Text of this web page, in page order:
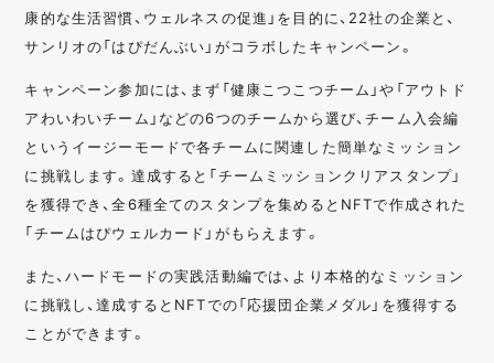
康的な生活習慣、ウェルネスの促進」を目的に、22社の企業と、
サンリオの「はぴだんぶい」がコラボしたキャンペーン。
キャンペーン参加には、まず「健康こつこつチーム」や「アウトド
アわいわいチーム」などの6つのチームから選び、チーム入会編
というイージーモードで各チームに関連した簡単なミッション
に挑戦します。達成すると「チームミッションクリアスタンプ」
を獲得でき、全6種全てのスタンプを集めるとNFTで作成された
「チームはぴウェルカード」がもらえます。
また、ハードモードの実践活動編では、より本格的なミッション
に挑戦し、達成するとNFTでの「応援団企業メダル」を獲得する
ことができます。